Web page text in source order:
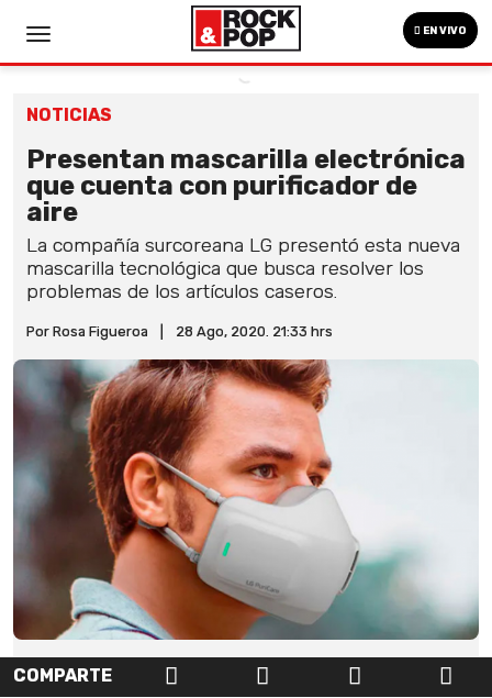
EN VIVO
NOTICIAS
Presentan mascarilla electrónica
que cuenta con purificador de
aire
La compañía surcoreana LG presentó esta nueva
mascarilla tecnológica que busca resolver los
problemas de los artículos caseros.
Por Rosa Figueroa 28 Ago, 2020. 21:33 hrs
COMPARTE